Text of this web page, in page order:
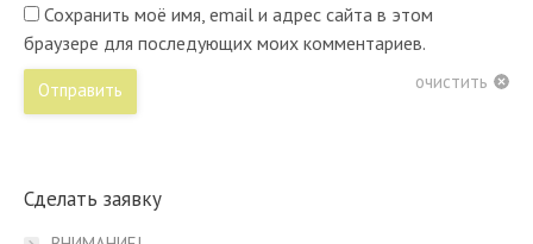
Сохранить моё имя, email и адрес сайта в этом
браузере для последующих моих комментариев.
очистить
Отправить
Сделать заявку